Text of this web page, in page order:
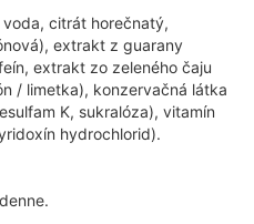
citrát horečnatý,
extrakt z guarany
extrakt zo zeleného čaju
/ limetka), konzervačná látka
K, sukralóza), vitamín
hydrochlorid).